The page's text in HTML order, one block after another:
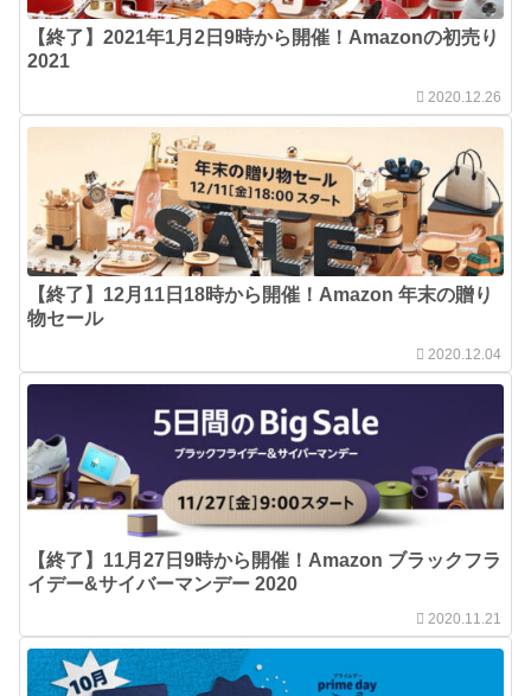
【終了】2021年1月2日9時から開催！Amazonの初売り
2021
2020.12.26
【終了】12月11日18時から開催！Amazon 年末の贈り
物セール
2020.12.04
【終了】11月27日9時から開催！Amazon ブラックフラ
イデー&サイバーマンデー 2020
2020.11.21